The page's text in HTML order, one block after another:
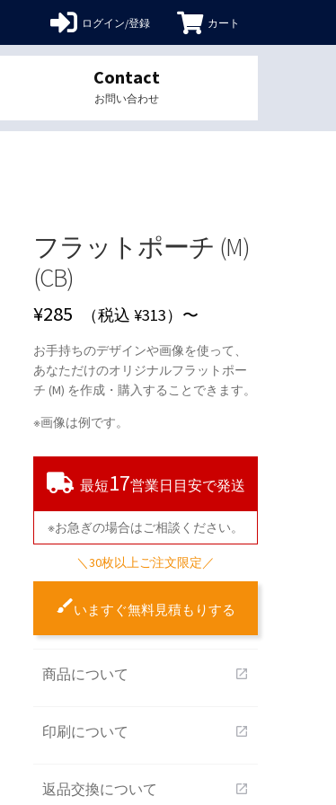
ログイン/登録 カート
Contact
お問い合わせ
フラットポーチ (M)
(CB)
¥285 （税込 ¥313）〜
お手持ちのデザインや画像を使って、
あなただけのオリジナルフラットポー
チ (M) を作成・購入することできます。
※画像は例です。
最短17営業日目安で発送
※お急ぎの場合はご相談ください。
＼30枚以上ご注文限定／
いますぐ無料見積もりする
商品について open_in_new
印刷について open_in_new
返品交換について open_in_new